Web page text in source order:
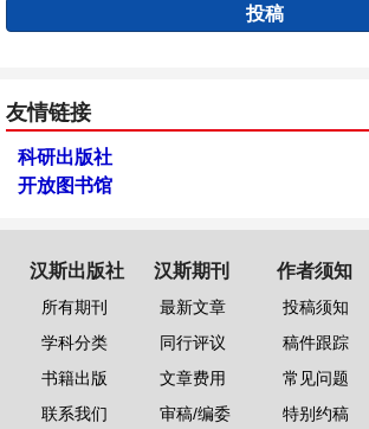
投稿
友情链接
科研出版社
开放图书馆
汉斯出版社
所有期刊
学科分类
书籍出版
联系我们
汉斯期刊
最新文章
同行评议
文章费用
审稿/编委
作者须知
投稿须知
稿件跟踪
常见问题
特别约稿